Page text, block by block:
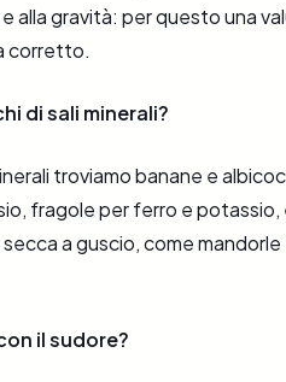
alla gravità: per questo una
corretto.
di sali minerali?
troviamo banane e
fragole per ferro e
a guscio, come
il sudore?